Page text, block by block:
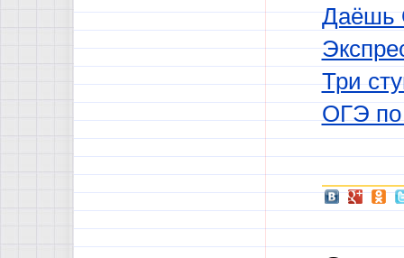
Даёшь
Три
ОГЭ по